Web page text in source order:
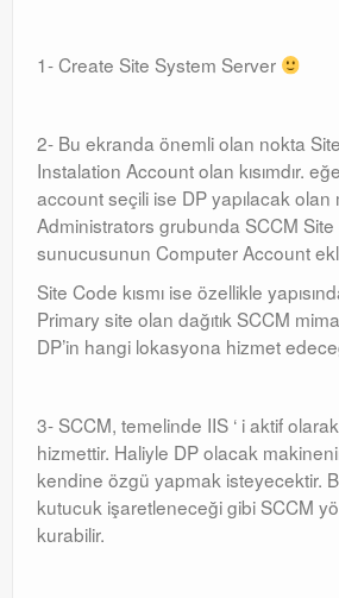
1- Create Site System Server
2- Bu ekranda önemli olan nokta
Instalation Account olan kısımdır.
account seçili ise DP yapılacak
Administrators grubunda SCCM
sunucusunun Computer Account
Site Code kısmı ise özellikle
Primary site olan dağıtık SCCM
DP’in hangi lokasyona hizmet
3- SCCM, temelinde IIS ‘ i aktif
hizmettir. Haliyle DP olacak
kendine özgü yapmak isteyecektir.
kutucuk işaretleneceği gibi SCCM
kurabilir.